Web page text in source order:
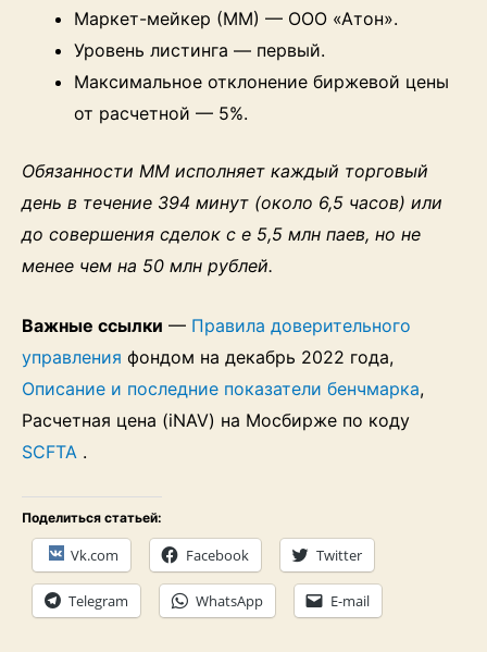
Маркет-мейкер (ММ) — ООО «Атон».
Уровень листинга — первый.
Максимальное отклонение биржевой цены
от расчетной — 5%.
Обязанности ММ исполняет каждый торговый
день в течение 394 минут (около 6,5 часов) или
до совершения сделок с е 5,5 млн паев, но не
менее чем на 50 млн рублей.
Важные ссылки — Правила доверительного
управления фондом на декабрь 2022 года,
Описание и последние показатели бенчмарка,
Расчетная цена (iNAV) на Мосбирже по коду
SCFTA .
Поделиться статьей:
Vk.com Facebook Twitter
Telegram WhatsApp E-mail